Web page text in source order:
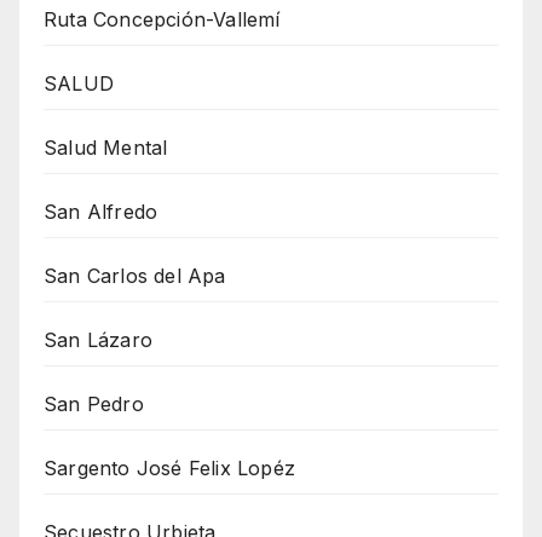
Ruta Concepción-Vallemí
SALUD
Salud Mental
San Alfredo
San Carlos del Apa
San Lázaro
San Pedro
Sargento José Felix Lopéz
Secuestro Urbieta